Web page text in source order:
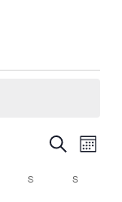
und
Suche Monat
SSAMSTAGS